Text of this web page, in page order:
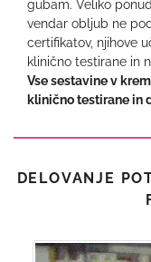
gubam. Veliko
vendar obljub ne
certifikatov, njihove
klinično testirane in
Vse sestavine v
klinično testirane in
DELOVANJE